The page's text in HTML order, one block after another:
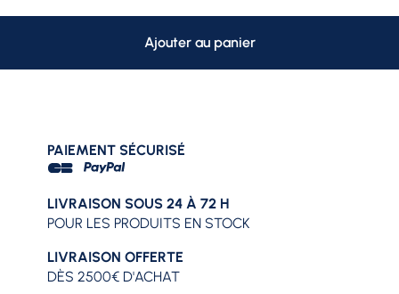
Ajouter au panier
PAIEMENT SÉCURISÉ
LIVRAISON SOUS 24 À 72 H
POUR LES PRODUITS EN STOCK
LIVRAISON OFFERTE
DÈS 2500€ D'ACHAT